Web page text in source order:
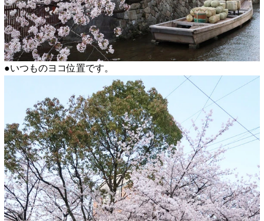
●いつものヨコ位置です。